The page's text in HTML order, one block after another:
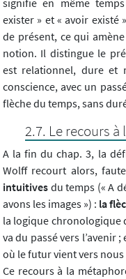
exister » et « avoir
de présent, ce qui
notion. Il distingue le
est relationnel, dure et
conscience, avec un
flèche du temps, sans
Le recours
A la fin du chap. 3, la
Wolff recourt alors,
intuitives du temps (« A
avons les images ») : la
la logique chronologique
va du passé vers l’avenir ;
où le futur vient vers
Ce recours à la